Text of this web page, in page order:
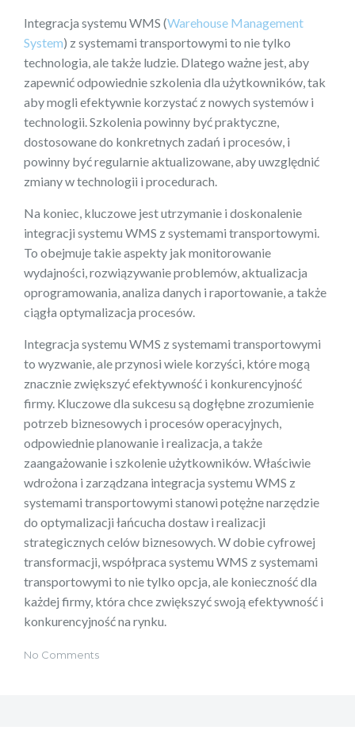
Integracja systemu WMS (Warehouse Management
System) z systemami transportowymi to nie tylko
technologia, ale także ludzie. Dlatego ważne jest, aby
zapewnić odpowiednie szkolenia dla użytkowników, tak
aby mogli efektywnie korzystać z nowych systemów i
technologii. Szkolenia powinny być praktyczne,
dostosowane do konkretnych zadań i procesów, i
powinny być regularnie aktualizowane, aby uwzględnić
zmiany w technologii i procedurach.
Na koniec, kluczowe jest utrzymanie i doskonalenie
integracji systemu WMS z systemami transportowymi.
To obejmuje takie aspekty jak monitorowanie
wydajności, rozwiązywanie problemów, aktualizacja
oprogramowania, analiza danych i raportowanie, a także
ciągła optymalizacja procesów.
Integracja systemu WMS z systemami transportowymi
to wyzwanie, ale przynosi wiele korzyści, które mogą
znacznie zwiększyć efektywność i konkurencyjność
firmy. Kluczowe dla sukcesu są dogłębne zrozumienie
potrzeb biznesowych i procesów operacyjnych,
odpowiednie planowanie i realizacja, a także
zaangażowanie i szkolenie użytkowników. Właściwie
wdrożona i zarządzana integracja systemu WMS z
systemami transportowymi stanowi potężne narzędzie
do optymalizacji łańcucha dostaw i realizacji
strategicznych celów biznesowych. W dobie cyfrowej
transformacji, współpraca systemu WMS z systemami
transportowymi to nie tylko opcja, ale konieczność dla
każdej firmy, która chce zwiększyć swoją efektywność i
konkurencyjność na rynku.
No Comments